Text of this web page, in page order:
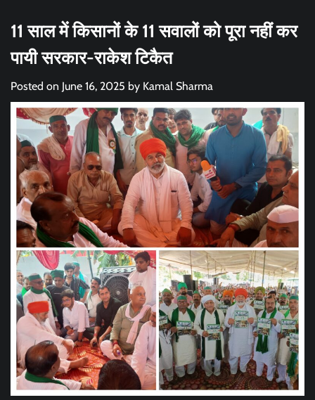
11 साल में किसानों के 11 सवालों को पूरा नहीं कर
पायी सरकार-राकेश टिकैत
Posted on June 16, 2025 by Kamal Sharma